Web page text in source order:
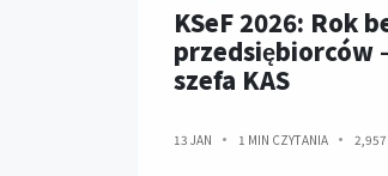
KSeF 2026: Rok
przedsiębiorców
szefa KAS
13 JAN 1 MIN CZYTANIA 2,957